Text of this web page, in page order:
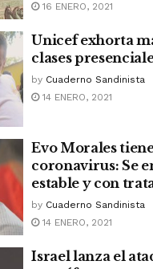
16 ENERO, 2021
Unicef exhorta
clases
by Cuaderno Sandinista
14 ENERO, 2021
Evo Morales
coronavirus: Se
estable y con
by Cuaderno Sandinista
14 ENERO, 2021
Israel lanza el